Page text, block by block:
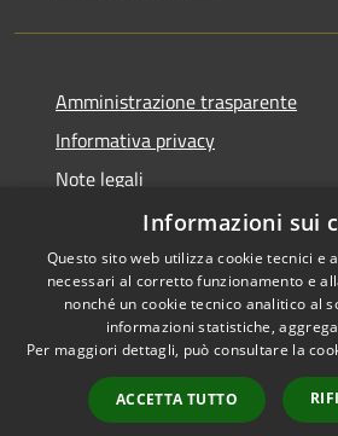
Amministrazione trasparente
Informativa privacy
Note legali
Dichiarazione di accessibilità
RSS
Accessibilità
Informazioni sui
Questo sito web utilizza cookie tecnici e
necessari al corretto funzionamento e
nonché un cookie tecnico analitico al
informazioni statistiche,
Per maggiori dettagli, può consultare la
ACCETTA TUTTO